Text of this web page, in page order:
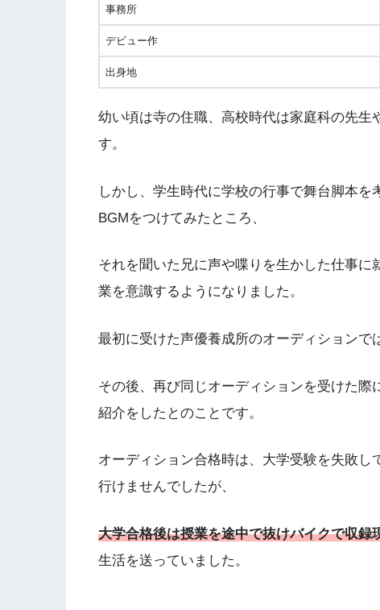
事務所
デビュー作
出身地
幼い頃は寺の住職、高校時代は家庭科の先
す。
しかし、学生時代に学校の行事で舞台脚本
BGMをつけてみたところ、
それを聞いた兄に声や喋りを生かした仕事
業を意識するようになりました。
最初に受けた声優養成所のオーディションで
その後、再び同じオーディションを受けた
紹介をしたとのことです。
オーディション合格時は、大学受験を失敗
行けませんでしたが、
大学合格後は授業を途中で抜けバイクで収
生活を送っていました。